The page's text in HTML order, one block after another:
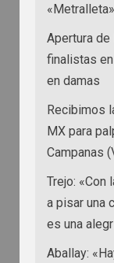
Apertura
finalistas
en damas
Recibimos
MX para
Campanas
Trejo: «Con
a pisar una
es una
Aballay: